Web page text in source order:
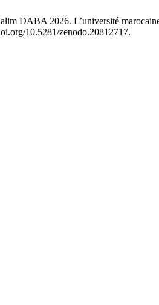
2026. L’université marocaine
10.5281/zenodo.20812717.